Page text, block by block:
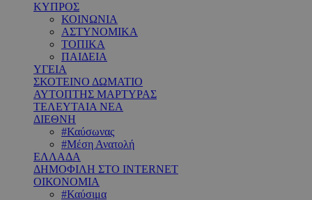
ΚΥΠΡΟΣ
ΚΟΙΝΩΝΙΑ
ΑΣΤΥΝΟΜΙΚΑ
ΤΟΠΙΚΑ
ΠΑΙΔΕΙΑ
ΥΓΕΙΑ
ΣΚΟΤΕΙΝΟ ΔΩΜΑΤΙΟ
ΑΥΤΟΠΤΗΣ ΜΑΡΤΥΡΑΣ
ΤΕΛΕΥΤΑΙΑ ΝΕΑ
ΔΙΕΘΝΗ
#Καύσωνας
#Μέση Ανατολή
ΕΛΛΑΔΑ
ΔΗΜΟΦΙΛΗ ΣΤΟ INTERNET
ΟΙΚΟΝΟΜΙΑ
#Καύσιμα